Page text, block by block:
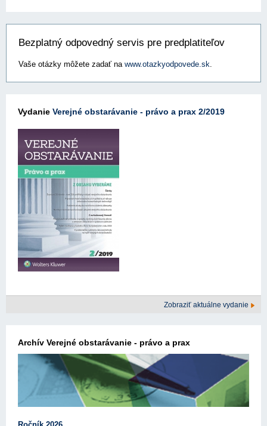
Bezplatný odpovedný servis pre predplatiteľov
Vaše otázky môžete zadať na www.otazkyodpovede.sk.
Vydanie Verejné obstarávanie - právo a prax 2/2019
Zobraziť aktuálne vydanie
Archív Verejné obstarávanie - právo a prax